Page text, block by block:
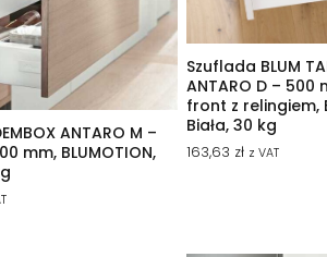
ANTARO M –
mm, BLUMOTION,
Szuflada BLUM
ANTARO D – 500
front z relingiem,
Biała, 30 kg
163,63 zł z VAT